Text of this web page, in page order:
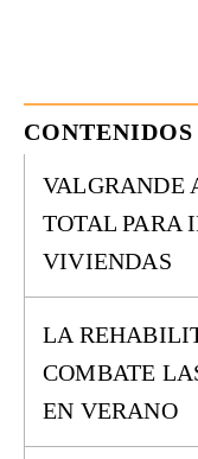
VALGRANDE
TOTAL PARA
VIVIENDAS
LA
COMBATE
EN VERANO